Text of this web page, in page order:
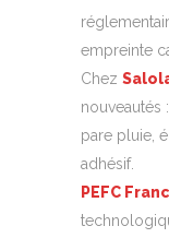
empreinte
Chez
nouveautés
pare pluie,
adhésif.
PEFC